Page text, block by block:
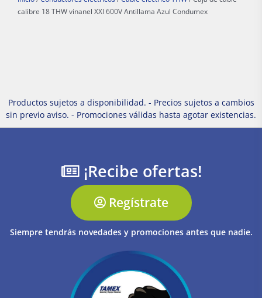
calibre 18 THW vinanel XXI 600V Antillama Azul Condumex
Productos sujetos a disponibilidad. - Precios sujetos a cambios
sin previo aviso. - Promociones válidas hasta agotar existencias.
¡Recibe ofertas!
Regístrate
Siempre tendrás novedades y promociones antes que nadie.